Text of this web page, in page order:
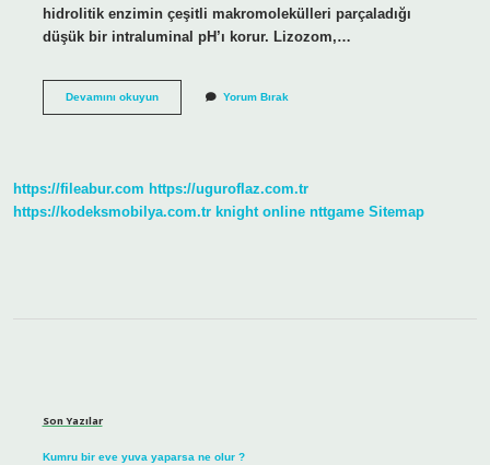
hidrolitik enzimin çeşitli makromolekülleri parçaladığı
düşük bir intraluminal pH’ı korur. Lizozom,…
Devamını okuyunLizozom
Yorum Bırak
https://fileabur.com https://uguroflaz.com.tr
https://kodeksmobilya.com.tr knight online nttgame Sitemap
Son Yazılar
Kumru bir eve yuva yaparsa ne olur ?